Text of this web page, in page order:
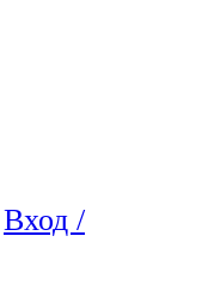
Вход /